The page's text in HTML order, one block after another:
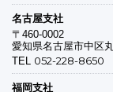
名古屋支社
〒460-0002
愛知県名古屋市中区
TEL 052-228-8650
福岡支社